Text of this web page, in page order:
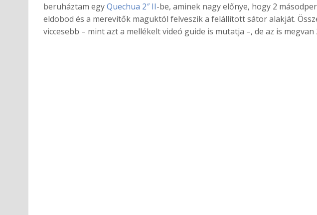
beruháztam egyQuechua 2″ II-be, aminek nagy előnye, hogy 2
eldobod és a merevítők maguktól felveszik a felállított sátor alakját.
viccesebb – mint azt a mellékelt videó guide is mutatja –, de az is megvan